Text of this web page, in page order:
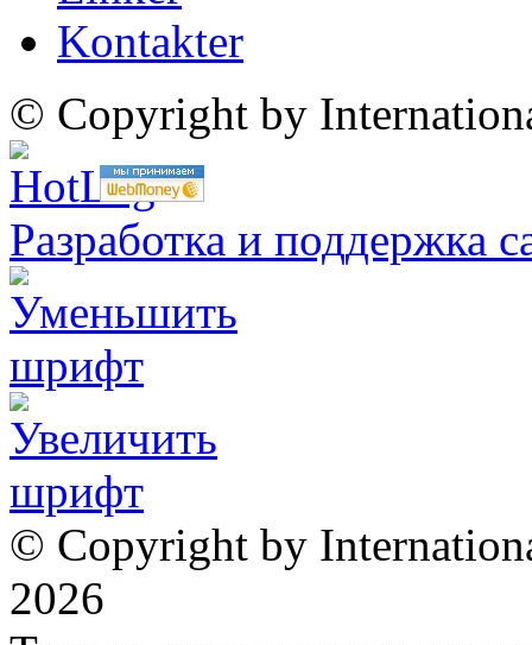
Kontakter
© Copyright by
Разработка и поддержка
© Copyright by
2026